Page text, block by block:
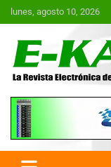
Saltar
al
lunes, agosto 10, 2026
E-
Argentina